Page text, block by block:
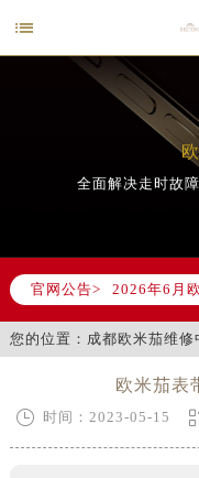

全面解决走时故
官网公告>
2026年6月
节假日正常
您的位置： 成都欧米茄维修
欧米茄表
 时间：2023-05-15